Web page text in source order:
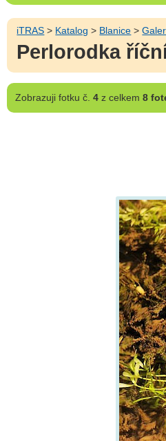
iTRAS > Katalog > Blanice >
Perlorodka
Zobrazujifotku č. 4z celkem 8